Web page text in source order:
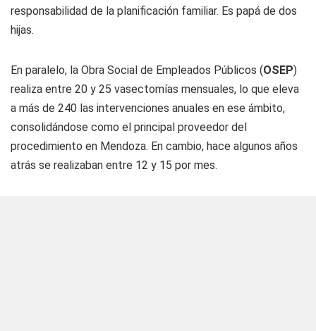
responsabilidad de la planificación familiar. Es papá de dos
hijas.
En paralelo, la Obra Social de Empleados Públicos (OSEP)
realiza entre 20 y 25 vasectomías mensuales, lo que eleva
a más de 240 las intervenciones anuales en ese ámbito,
consolidándose como el principal proveedor del
procedimiento en Mendoza. En cambio, hace algunos años
atrás se realizaban entre 12 y 15 por mes.